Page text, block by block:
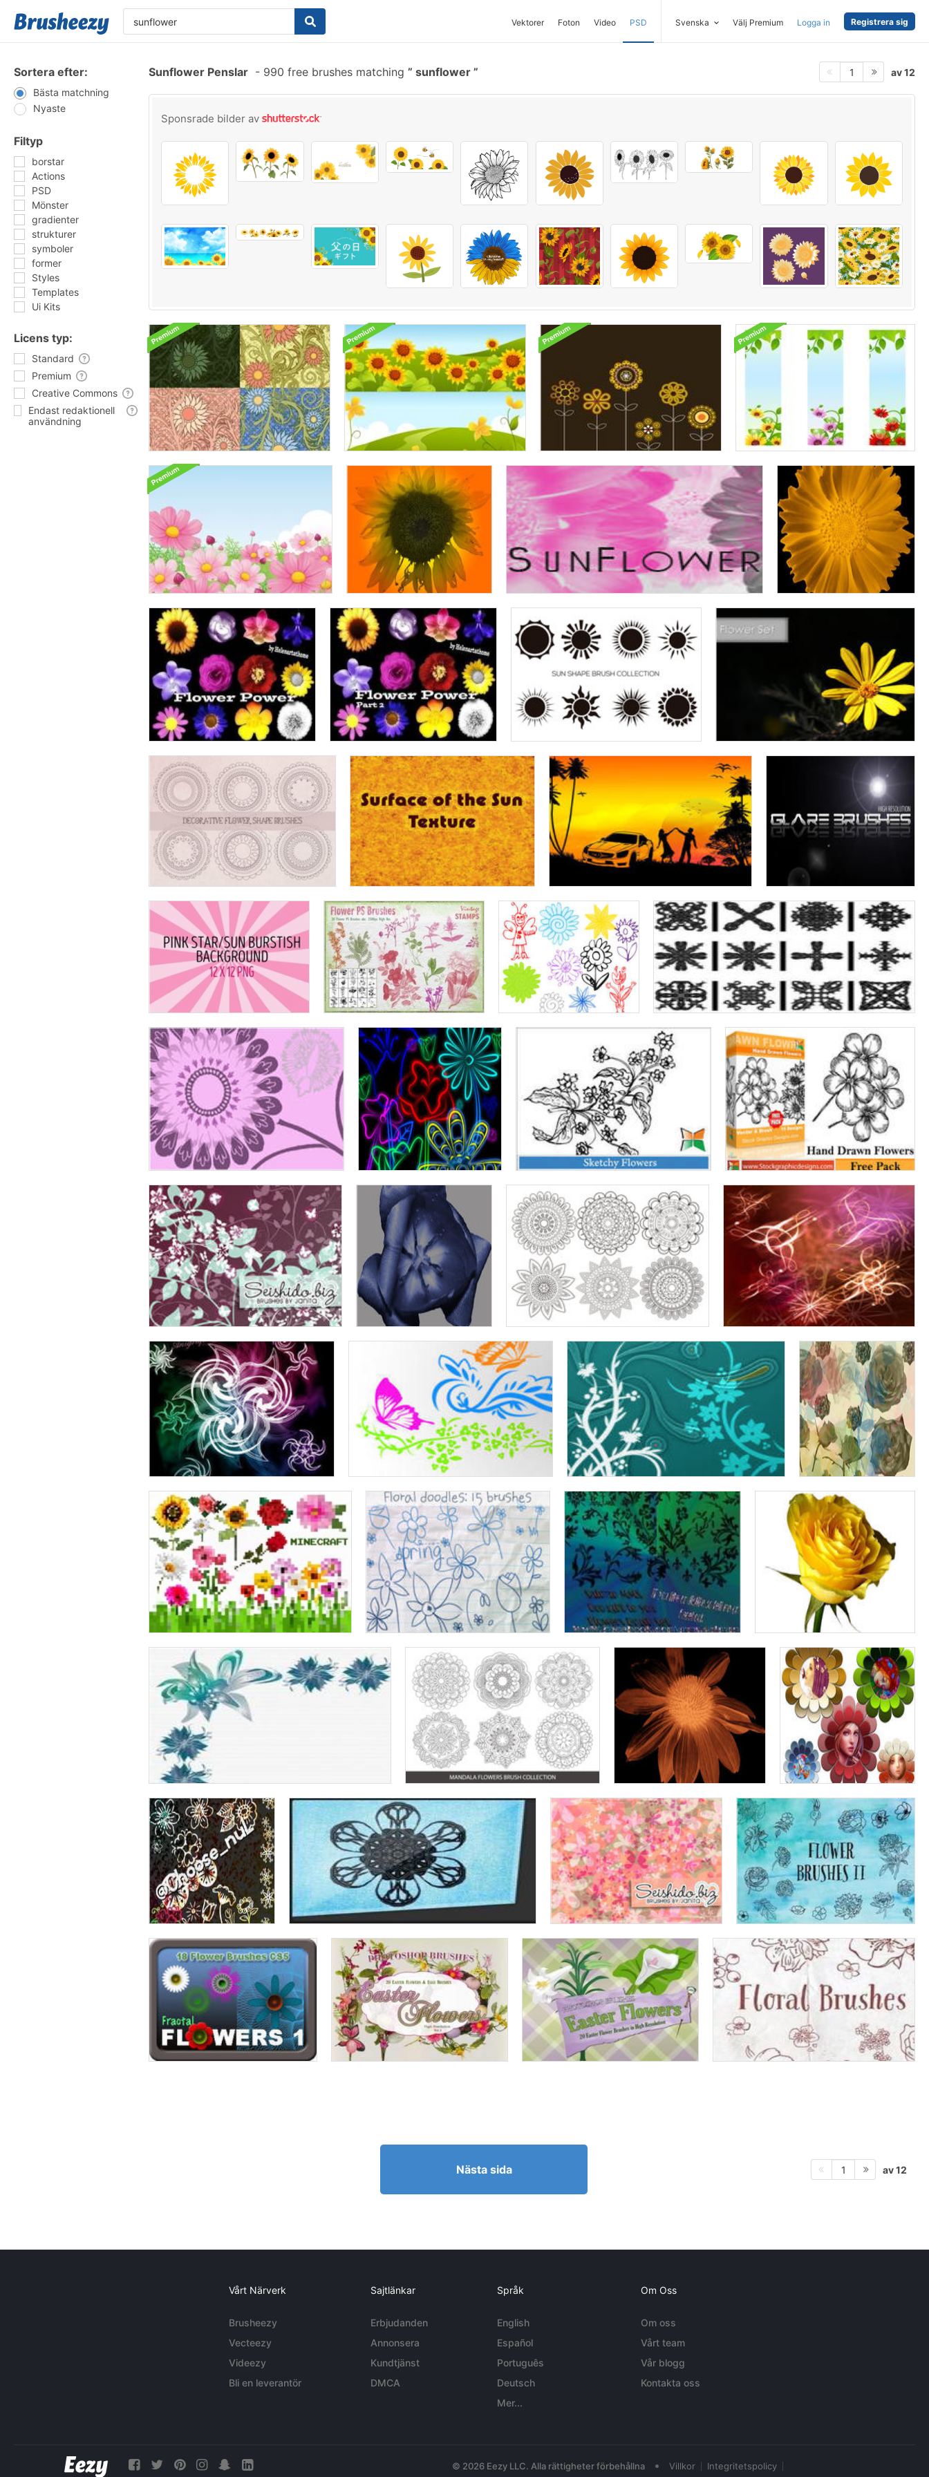
Vektorer Foton Video PSD Svenska Välj Premium Logga in Registrera sig
Sortera efter:
Bästa matchning
Nyaste
Filtyp
borstar
Actions
PSD
Mönster
gradienter
strukturer
symboler
former
Styles
Templates
Ui Kits
Licens typ:
Standard
Premium
Creative Commons
Endast redaktionell
användning
Sunflower Penslar - 990 free brushes matching sunflower 1 av 12
Sponsrade bilder av
Nästa sida 1 av 12
Vårt Närverk
Brusheezy
Vecteezy
Videezy
Bli en leverantör
Sajtlänkar
Erbjudanden
Annonsera
Kundtjänst
DMCA
Språk
English
Español
Português
Deutsch
Mer...
Om Oss
Om oss
Vårt team
Vår blogg
Kontakta oss
© 2026 Eezy LLC. Alla rättigheter förbehållna • Villkor Integritetspolicy